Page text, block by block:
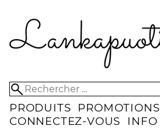
PRODUITS PROMOTIONS
CONNECTEZ-VOUS
INFO